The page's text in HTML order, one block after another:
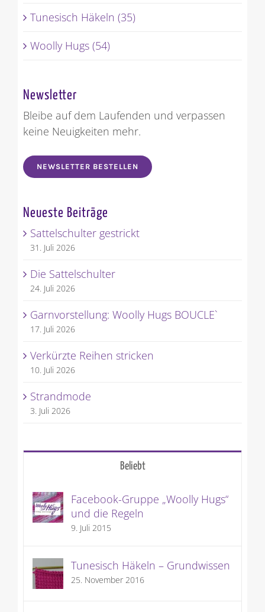
Tunesisch Häkeln (35)
Woolly Hugs (54)
Newsletter
Bleibe auf dem Laufenden und verpassen
keine Neuigkeiten mehr.
NEWSLETTER BESTELLEN
Neueste Beiträge
Sattelschulter gestrickt
31. Juli 2026
Die Sattelschulter
24. Juli 2026
Garnvorstellung: Woolly Hugs BOUCLE`
17. Juli 2026
Verkürzte Reihen stricken
10. Juli 2026
Strandmode
3. Juli 2026
Beliebt
Facebook-Gruppe „Woolly Hugs“
und die Regeln
9. Juli 2015
Tunesisch Häkeln – Grundwissen
25. November 2016